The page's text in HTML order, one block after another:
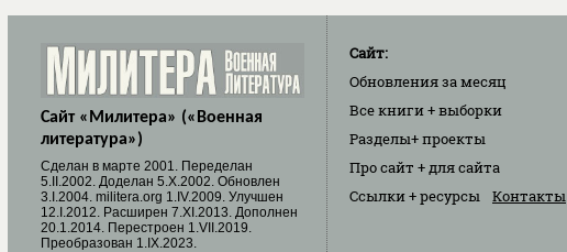
Сайт «Милитера» («Военная
литература»)
Cделан в марте 2001. Переделан
5.II.2002. Доделан 5.X.2002. Обновлен
3.I.2004. militera.org 1.IV.2009. Улучшен
12.I.2012. Расширен 7.XI.2013. Дополнен
20.1.2014. Перестроен 1.VII.2019.
Преобразован 1.IX.2023.
Сайт:
Обновленияза месяц
Все книги+ выборки
Разделы+ проекты
Про сайт + для сайта
Ссылки+ ресурсы Контакты